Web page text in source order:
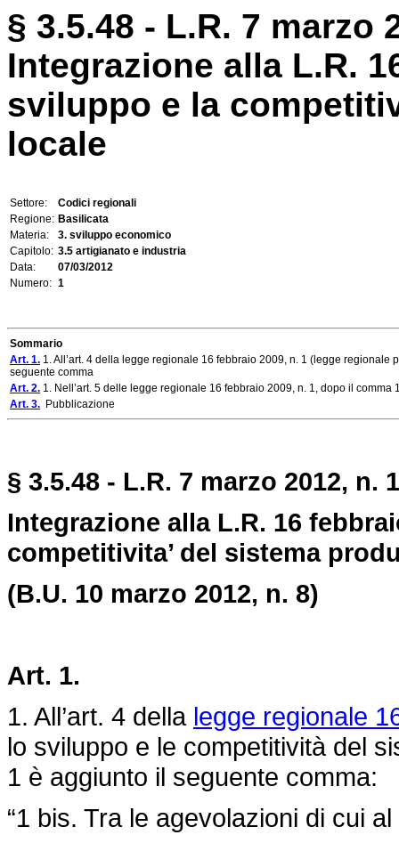
§ 3.5.48 - L.R. 7 marzo
Integrazione alla L.R.
sviluppo e la
locale
Settore:
Codici regionali
Regione: Basilicata
Materia:
3. sviluppo economico
Capitolo: 3.5 artigianato e industria
Data:
07/03/2012
Numero: 1
Sommario
Art. 1. 1. All’art. 4 della legge regionale 16 febbraio 2009, n. 1 (legge
seguente comma
Art. 2. 1. Nell’art. 5 delle legge regionale 16 febbraio 2009, n. 1, dopo il comma
Art. 3. Pubblicazione
§ 3.5.48 - L.R. 7 marzo 2012, n.
Integrazione alla L.R. 16
competitivita’ del sistema
(B.U. 10 marzo 2012, n. 8)
Art. 1.
1. All’art. 4 della legge regionale
lo sviluppo e le competitività del
1 è aggiunto il seguente comma:
“1 bis. Tra le agevolazioni di cui